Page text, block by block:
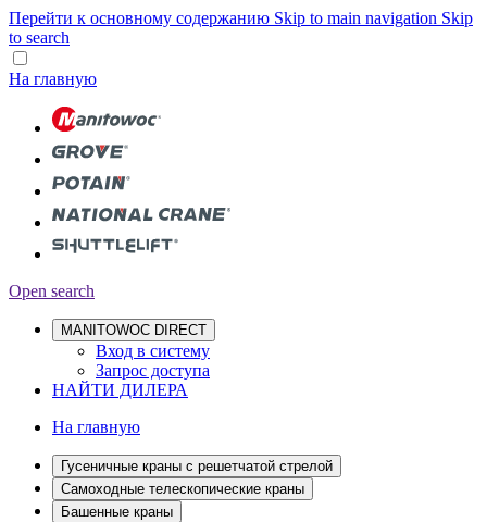
Перейти к основному содержанию Skip to main navigation Skip
to search
На главную
Open search
MANITOWOC DIRECT
Вход в систему
Запрос доступа
НАЙТИ ДИЛЕРА
На главную
Гусеничные краны с решетчатой стрелой
Самоходные телескопические краны
Башенные краны